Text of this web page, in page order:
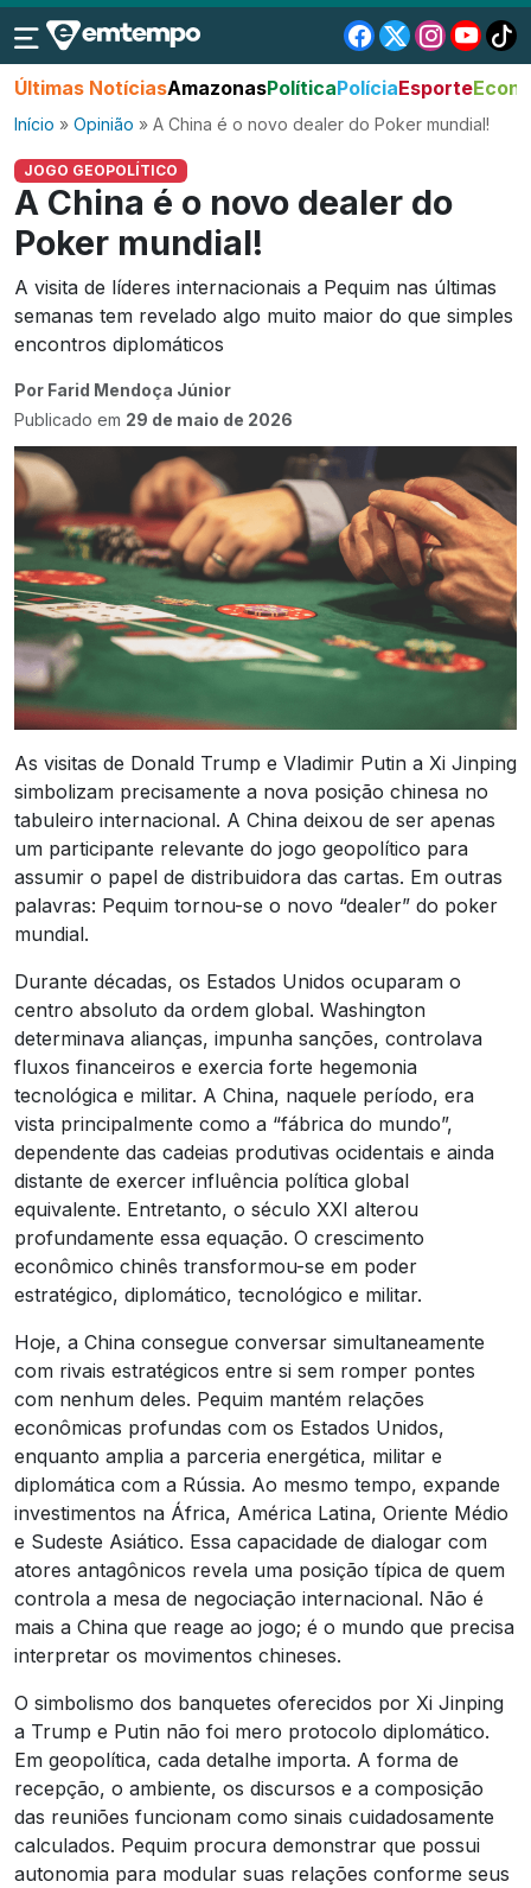
Últimas NotíciasAmazonasPolíticaPolíciaEsporte
Início » Opinião » A China é o novo dealer do Poker mundial!
JOGO GEOPOLÍTICO
A China é o novo dealer do
Poker mundial!
A visita de líderes internacionais a Pequim nas últimas
semanas tem revelado algo muito maior do que simples
encontros diplomáticos
Por Farid Mendoça Júnior
Publicado em 29 de maio de 2026
As visitas de Donald Trump e Vladimir Putin a Xi Jinping
simbolizam precisamente a nova posição chinesa no
tabuleiro internacional. A China deixou de ser apenas
um participante relevante do jogo geopolítico para
assumir o papel de distribuidora das cartas. Em outras
palavras: Pequim tornou-se o novo “dealer” do poker
mundial.
Durante décadas, os Estados Unidos ocuparam o
centro absoluto da ordem global. Washington
determinava alianças, impunha sanções, controlava
fluxos financeiros e exercia forte hegemonia
tecnológica e militar. A China, naquele período, era
vista principalmente como a “fábrica do mundo”,
dependente das cadeias produtivas ocidentais e ainda
distante de exercer influência política global
equivalente. Entretanto, o século XXI alterou
profundamente essa equação. O crescimento
econômico chinês transformou-se em poder
estratégico, diplomático, tecnológico e militar.
Hoje, a China consegue conversar simultaneamente
com rivais estratégicos entre si sem romper pontes
com nenhum deles. Pequim mantém relações
econômicas profundas com os Estados Unidos,
enquanto amplia a parceria energética, militar e
diplomática com a Rússia. Ao mesmo tempo, expande
investimentos na África, América Latina, Oriente Médio
e Sudeste Asiático. Essa capacidade de dialogar com
atores antagônicos revela uma posição típica de quem
controla a mesa de negociação internacional. Não é
mais a China que reage ao jogo; é o mundo que precisa
interpretar os movimentos chineses.
O simbolismo dos banquetes oferecidos por Xi Jinping
a Trump e Putin não foi mero protocolo diplomático.
Em geopolítica, cada detalhe importa. A forma de
recepção, o ambiente, os discursos e a composição
das reuniões funcionam como sinais cuidadosamente
calculados. Pequim procura demonstrar que possui
autonomia para modular suas relações conforme seus